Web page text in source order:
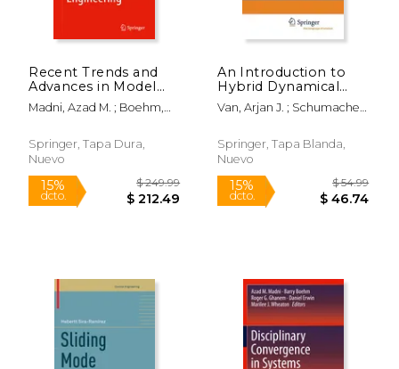
15%
dcto.
$ 109.99 15%
dcto.
Recent Trends and
Advances in Model
Based Systems
Engineering (en
Madni, Azad M. ; Boehm,
Springer, Tapa Dura,
Nuevo
An Introduction to
Hybrid Dynamical
Systems (en Inglés)
Van, Arjan J. ; Schumacher,
Springer, Tapa Blanda,
Nuevo